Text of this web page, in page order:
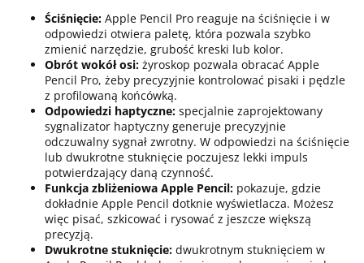
Ściśnięcie: Apple Pencil Pro reaguje na ściśnięcie i w
odpowiedzi otwiera paletę, która pozwala szybko
zmienić narzędzie, grubość kreski lub kolor.
Obrót wokół osi: żyroskop pozwala obracać Apple
Pencil Pro, żeby precyzyjnie kontrolować pisaki i pędzle
z profilowaną końcówką.
Odpowiedzi haptyczne: specjalnie zaprojektowany
sygnalizator haptyczny generuje precyzyjnie
odczuwalny sygnał zwrotny. W odpowiedzi na ściśnięcie
lub dwukrotne stuknięcie poczujesz lekki impuls
potwierdzający daną czynność.
Funkcja zbliżeniowa Apple Pencil: pokazuje, gdzie
dokładnie Apple Pencil dotknie wyświetlacza. Możesz
więc pisać, szkicować i rysować z jeszcze większą
precyzją.
Dwukrotne stuknięcie: dwukrotnym stuknięciem w